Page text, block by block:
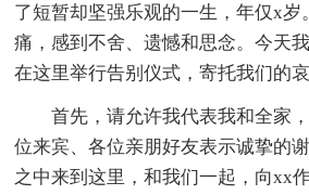
了短暂却坚强乐观的一生，年仅x岁
痛，感到不舍、遗憾和思念。今天
在这里举行告别仪式，寄托我们的哀
首先，请允许我代表我和全家
位来宾、各位亲朋好友表示诚挚的
之中来到这里，和我们一起，向xx